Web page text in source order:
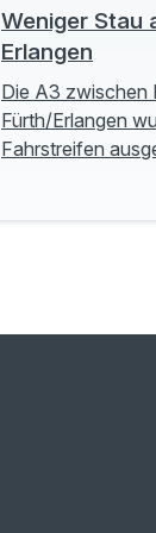
Weniger Stau
Erlangen
Die A3 zwischen
Fürth/Erlangen
Fahrstreifen